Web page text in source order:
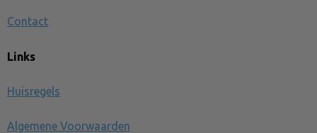
Contact
Links
Huisregels
Algemene Voorwaarden